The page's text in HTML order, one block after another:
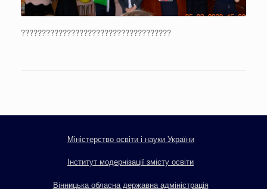
????????????????????????????????????
Міністерство освіти і науки України
Інститут модернізації змісту освіти
Вінницька обласна державна адміністрація